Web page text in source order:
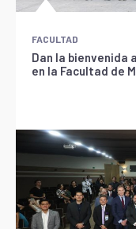
FACULTAD
Dan la
en la Facultad de